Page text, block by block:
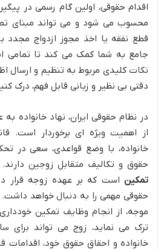
اقدام حقوقی، اولین گام رسمی در
محسوب می شود و می تواند مبنای
قطع نفقه یا اخذ مجوز ازدواج مجدد
جامع به شما کمک می کند تا تمامی
نکات کلیدی مربوط به تنظیم و ارسال
دقتی بی نظیر و زبانی قابل فهم، درک
در نظام حقوقی ایران، نهاد خانواده
از اهمیت ویژه ای برخوردار است.
خانواده، با وضع قواعدی، سعی در
حقوق و تکالیف متقابل زوجین
تمکین است که بر عهده زوجه قرار
حقوقی مهمی را به دنبال خواهد
موجه، از انجام وظایف تمکین
ترک می نماید، زوج می تواند
خانواده و احقاق حقوق خود، اقدامات